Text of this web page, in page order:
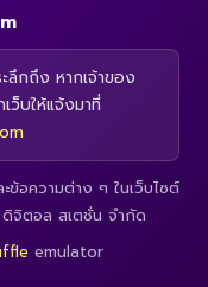
ลึกถึง หากเจ้าของ
ว็บให้แจ้งมาที่
ข้อความต่าง ๆ ในเว็บไซต์
จิตอล สเตชั่น จำกัด
emulator